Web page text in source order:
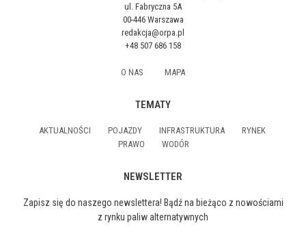
ul. Fabryczna 5A
00-446 Warszawa
redakcja@orpa.pl
+48 507 686 158
O NAS MAPA
TEMATY
AKTUALNOŚCI POJAZDY INFRASTRUKTURA
RYNEK
PRAWO
WODÓR
NEWSLETTER
Zapisz się do naszego newslettera! Bądź na bieżąco z nowościami
z rynku paliw alternatywnych